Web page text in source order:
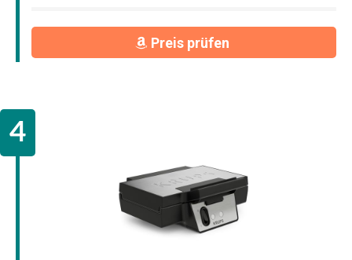
Preis prüfen